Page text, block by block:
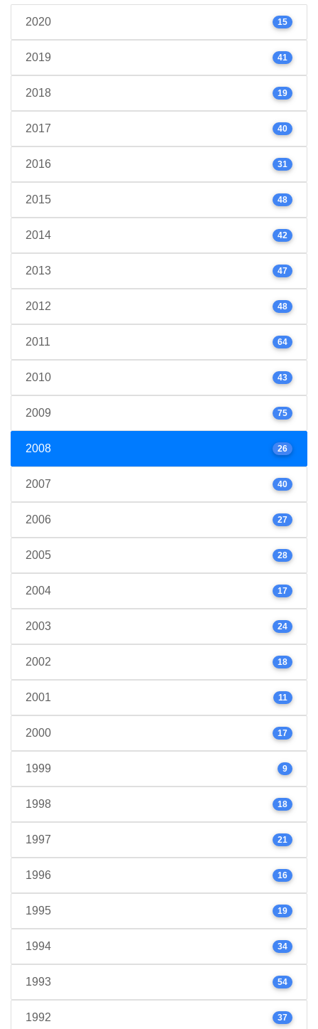
2020 15
2019 41
2018 19
2017 40
2016 31
2015 48
2014 42
2013 47
2012 48
2011 64
2010 43
2009 75
2008 26
2007 40
2006 27
2005 28
2004 17
2003 24
2002 18
2001 11
2000 17
1999 9
1998 18
1997 21
1996 16
1995 19
1994 34
1993 54
1992 37